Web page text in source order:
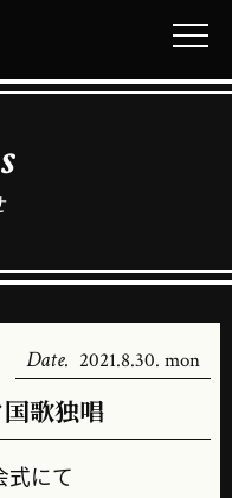
Date. 2021.8.30. mon
歌独唱
式にて